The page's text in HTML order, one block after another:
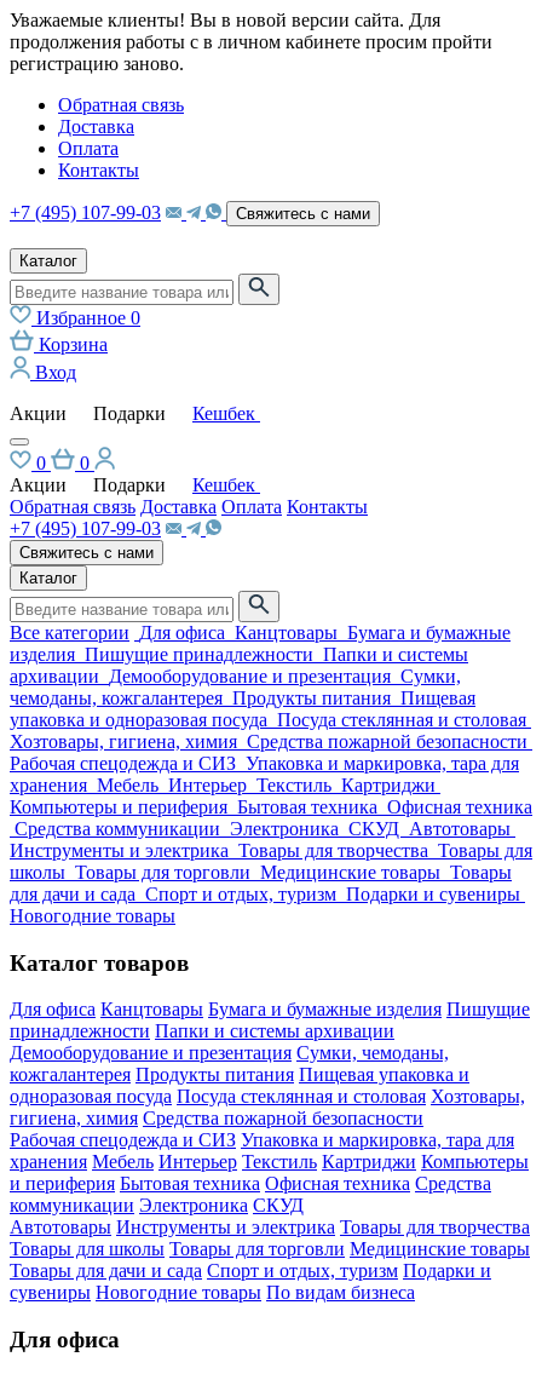
Уважаемые клиенты! Вы в новой версии сайта. Для
продолжения работы с в личном кабинете просим пройти
регистрацию заново.
Обратная связь
Доставка
Оплата
Контакты
+7 (495) 107-99-03 Свяжитесь с нами
Каталог
Избранное 0
Корзина
Вход
Акции
Подарки Кешбек
0
0
Акции
Подарки
Кешбек
Обратная связь Доставка Оплата Контакты
+7 (495) 107-99-03
Свяжитесь с нами
Каталог
Все категории Для офиса Канцтовары Бумага и бумажные
изделия Пишущие принадлежности Папки и системы
архивации Демооборудование и презентация Сумки,
чемоданы, кожгалантерея Продукты питания Пищевая
упаковка и одноразовая посуда Посуда стеклянная и столовая
Хозтовары, гигиена, химия Средства пожарной безопасности
Рабочая спецодежда и СИЗ Упаковка и маркировка, тара для
хранения Мебель Интерьер Текстиль Картриджи
Компьютеры и периферия Бытовая техника Офисная техника
Средства коммуникации Электроника СКУД Автотовары
Инструменты и электрика Товары для творчества Товары для
школы Товары для торговли Медицинские товары Товары
для дачи и сада Спорт и отдых, туризм Подарки и сувениры
Новогодние товары
Каталог товаров
Для офиса Канцтовары Бумага и бумажные изделия Пишущие
принадлежности Папки и системы архивации
Демооборудование и презентация Сумки, чемоданы,
кожгалантерея Продукты питания Пищевая упаковка и
одноразовая посуда Посуда стеклянная и столовая Хозтовары,
гигиена, химия Средства пожарной безопасности
Рабочая спецодежда и СИЗ Упаковка и маркировка, тара для
хранения Мебель Интерьер Текстиль Картриджи Компьютеры
и периферия Бытовая техника Офисная техника Средства
коммуникации Электроника СКУД
Автотовары Инструменты и электрика Товары для творчества
Товары для школы Товары для торговли Медицинские товары
Товары для дачи и сада Спорт и отдых, туризм Подарки и
сувениры Новогодние товары По видам бизнеса
Для офиса